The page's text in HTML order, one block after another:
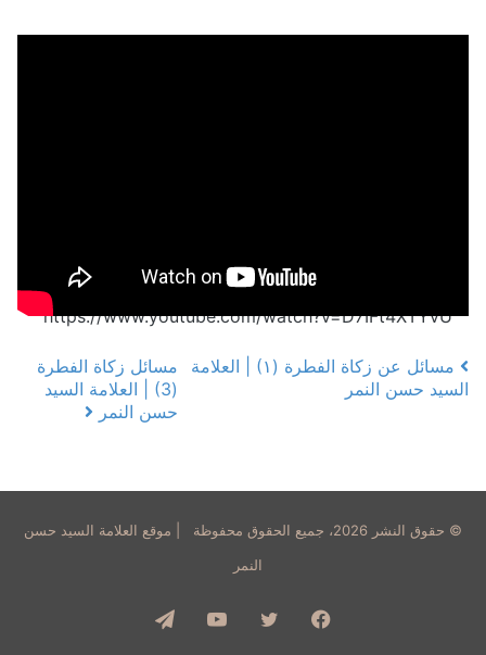
https://www.youtube.com/watch?v=D7IFt4XTYvU
Post navigation
مسائل عن زكاة الفطرة (١) | العلامة
السيد حسن النمر
مسائل زكاة الفطرة
(3) | العلامة السيد
حسن النمر
© حقوق النشر 2026، جميع الحقوق محفوظة | موقع العلامة السيد حسن
النمر
فيسبوك تويتر يوتيوبتيلقرام